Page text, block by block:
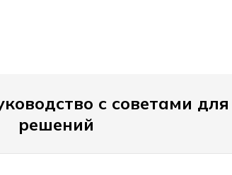
с советами
решений